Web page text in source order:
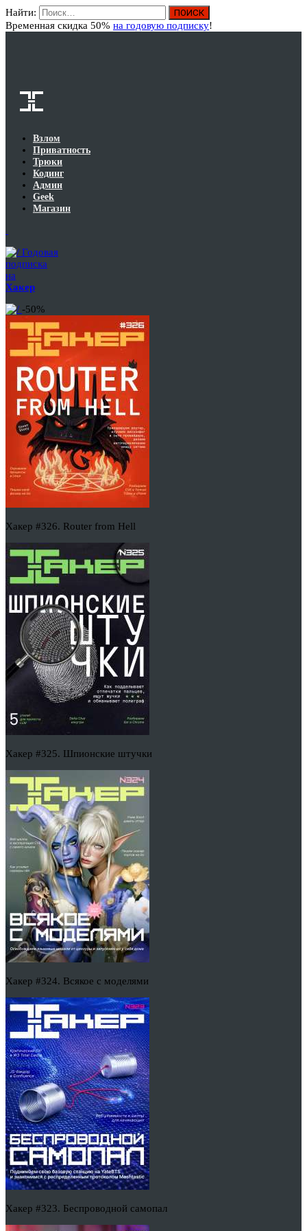
Найти:
Временная скидка 50% на годовую подписку!
Взлом
Приватность
Трюки
Кодинг
Админ
Geek
Магазин
Годовая
подписка
на
Хакер
-50%
Хакер #326. Router from Hell
Хакер #325. Шпионские штучки
Хакер #324. Всякое с моделями
Хакер #323. Беспроводной самопал